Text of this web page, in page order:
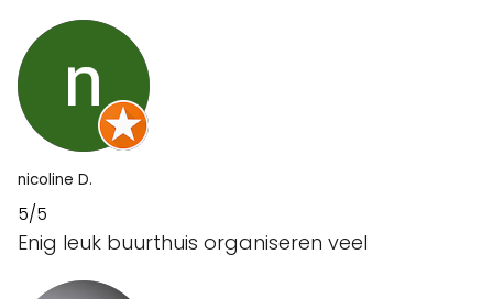
nicoline D.
5/5
Enig leuk buurthuis organiseren veel